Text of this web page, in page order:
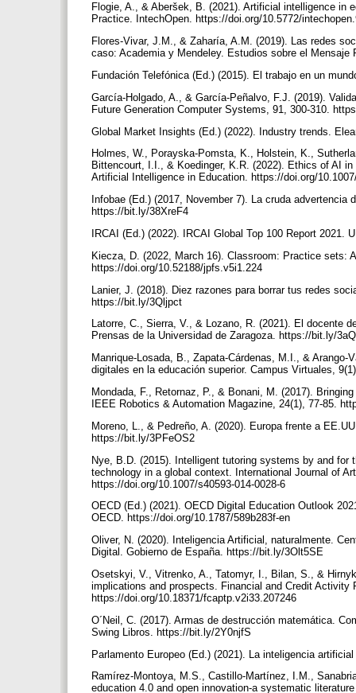
Flogie, A., & Aberšek, B. (2021). Artificial intelligence in
Practice. IntechOpen. https://doi.org/10.5772/
Flores-Vivar, J.M., & Zaharía, A.M. (2019). Las redes
caso: Academia y Mendeley. Estudios sobre el
Fundación Telefónica (Ed.) (2015). El trabajo en un
García-Holgado, A., & García-Peñalvo, F.J. (2019).
Future Generation Computer Systems, 91, 300-310.
Global Market Insights (Ed.) (2022). Industry trends.
Holmes, W., Porayska-Pomsta, K., Holstein, K.,
Bittencourt, I.I., & Koedinger, K.R. (2022). Ethics of AI
Artificial Intelligence in Education. https://doi.org/
Infobae (Ed.) (2017, November 7). La cruda
https://bit.ly/38XreF4
IRCAI (Ed.) (2022). IRCAI Global Top 100 Report
Kiecza, D. (2022, March 16). Classroom: Practice sets:
https://doi.org/10.52188/jpfs.v5i1.224
Lanier, J. (2018). Diez razones para borrar tus redes
https://bit.ly/3Qljpct
Latorre, C., Sierra, V., & Lozano, R. (2021). El docente
Prensas de la Universidad de Zaragoza. https://bit.ly/
Manrique-Losada, B., Zapata-Cárdenas, M.I., &
digitales en la educación superior. Campus Virtuales,
Mondada, F., Retornaz, P., & Bonani, M. (2017).
IEEE Robotics & Automation Magazine, 24(1), 77-85.
Moreno, L., & Pedreño, A. (2020). Europa frente a
https://bit.ly/3PFeOS2
Nye, B.D. (2015). Intelligent tutoring systems by and for
technology in a global context. International Journal of
https://doi.org/10.1007/s40593-014-0028-6
OECD (Ed.) (2021). OECD Digital Education Outlook
OECD. https://doi.org/10.1787/589b283f-en
Oliver, N. (2020). Inteligencia Artificial, naturalmente.
Digital. Gobierno de España. https://bit.ly/3Olt5SE
Osetskyi, V., Vitrenko, A., Tatomyr, I., Bilan, S., &
implications and prospects. Financial and Credit Activity
https://doi.org/10.18371/fcaptp.v2i33.207246
O´Neil, C. (2017). Armas de destrucción matemática.
Swing Libros. https://bit.ly/2Y0njfS
Parlamento Europeo (Ed.) (2021). La inteligencia
Ramírez-Montoya, M.S., Castillo-Martínez, I.M.,
education 4.0 and open innovation-a systematic